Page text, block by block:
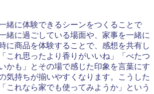
緒に体験できるシーンをつくることで
緒に過ごしている場面や、家事を一緒に
に商品を体験することで、感想を共有し
これ思ったより香りがいいね」「べたつ
かも」とその場で感じた印象を言葉にす
気持ちが揃いやすくなります。こうした
これなら家でも使ってみようか」という